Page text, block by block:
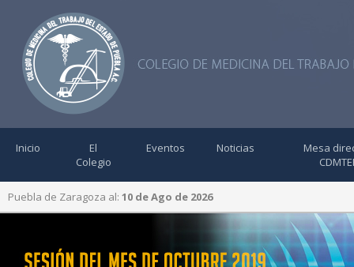
Inicio
El
Colegio
Eventos Noticias
Mesa
Puebla de Zaragoza al: 10 de Ago de 2026